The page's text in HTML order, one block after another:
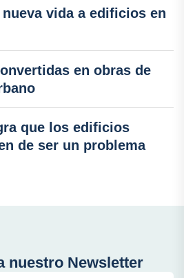
vida a edificios en
en obras de
que los edificios
de ser un problema
nuestro Newsletter